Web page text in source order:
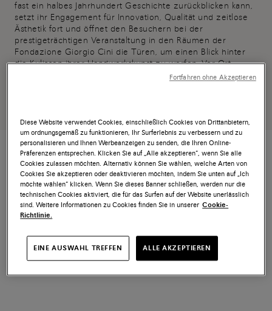
fast ein halbes Jahrhundert Geschichte zurückblicken kann,
setzt ihr Engagement für Innovation, Qualität und zeitlose
Ästhetik fort und öffnet den Besuchern bei der
prestigeträchtigen Veranstaltung in den Räumen der
Fondazione Giorgio Cini die Türen, um einen Blick hinter
die Kulissen ihrer Handwerkskunst zu werfen. Vor Ort
anzutreffen sind die Handwerksmeister und Lehrlinge der
HOMO FABER 2024
Diese Website verwendet Cookies, einschließlich Cookies von Drittanbietern,
um ordnungsgemäß zu funktionieren, Ihr Surferlebnis zu verbessern und zu
personalisieren und Ihnen Werbeanzeigen zu senden, die Ihren Online-
Präferenzen entsprechen. Klicken Sie auf „Alle akzeptieren“, wenn Sie alle
Cookies zulassen möchten. Alternativ können Sie wählen, welche Arten von
Cookies Sie akzeptieren oder deaktivieren möchten, indem Sie unten auf „Ich
möchte wählen“ klicken. Wenn Sie dieses Banner schließen, werden nur die
technischen Cookies aktiviert, die für das Surfen auf der Website unerlässlich
sind. Weitere Informationen zu Cookies finden Sie in unserer Cookie-
Richtlinie.
EINE AUSWAHL TREFFEN ALLE AKZEPTIEREN
Fortfahren ohne Akzeptieren